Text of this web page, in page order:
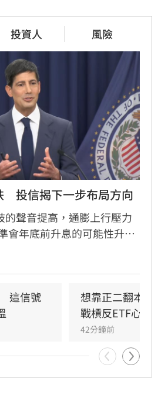
投資人 風險
投信揭下一步布局方向
的聲音提高，通膨上行壓力
會年底前升息的可能性升
升息確實會帶給金融市場波
分歧，使投資人質疑聯準會
心。
這信號
想靠正二翻本
戰槓反ETF心法
42分鐘前